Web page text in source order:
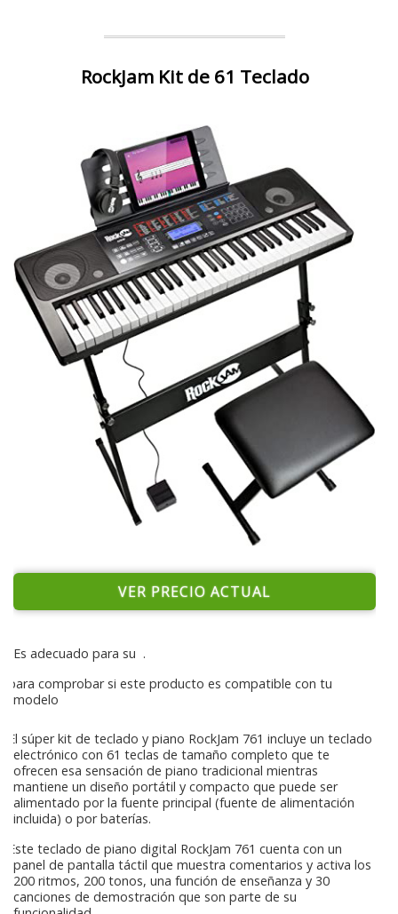
RockJam Kit de 61 Teclado
VER PRECIO ACTUAL
Es adecuado para su .
para comprobar si este producto es compatible con tu
modelo
El súper kit de teclado y piano RockJam 761 incluye un teclado
electrónico con 61 teclas de tamaño completo que te
ofrecen esa sensación de piano tradicional mientras
mantiene un diseño portátil y compacto que puede ser
alimentado por la fuente principal (fuente de alimentación
incluida) o por baterías.
Este teclado de piano digital RockJam 761 cuenta con un
panel de pantalla táctil que muestra comentarios y activa los
200 ritmos, 200 tonos, una función de enseñanza y 30
canciones de demostración que son parte de su